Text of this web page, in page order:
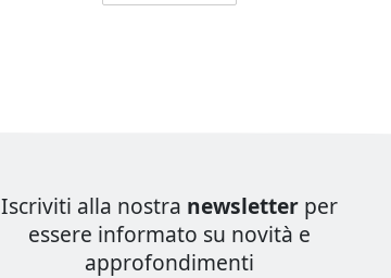
Iscriviti alla nostra newsletter per
essere informato su novità e
approfondimenti